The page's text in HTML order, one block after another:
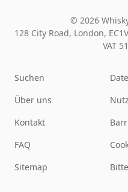
© 2026
128 City Road, London,
VAT
Suchen
Über uns
Kontakt
FAQ
Sitemap